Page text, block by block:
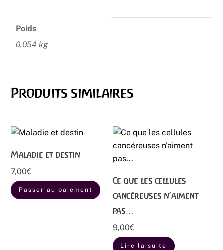
Définition
Objectifs
Possibilités
Poids
0,054 kg
Produits similaires
Maladie et destin
7,00€
Passer au paiement
Ce que les cellules
cancéreuses n’aiment
pas…
9,00€
Lire la suite